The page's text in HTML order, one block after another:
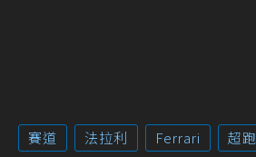
賽道 法拉利 Ferrari 超跑